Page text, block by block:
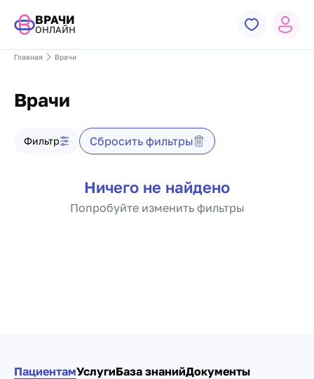
ВРАЧИ
ОНЛАЙН
Главная Врачи
Врачи
Фильтр врачей
Фильтр Сбросить фильтры
Список врачейНичего не найдено
Попробуйте изменить фильтры
ПациентамУслугиБаза знанийДокументы